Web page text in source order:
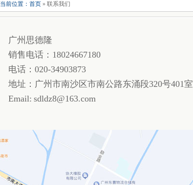
当前位置： 首页 » 联系我们
广州思德隆
销售电话：18024667180
电话：020-34903873
地址：广州市南沙区市南公路东涌段320号401室
Email: sdldz8@163.com